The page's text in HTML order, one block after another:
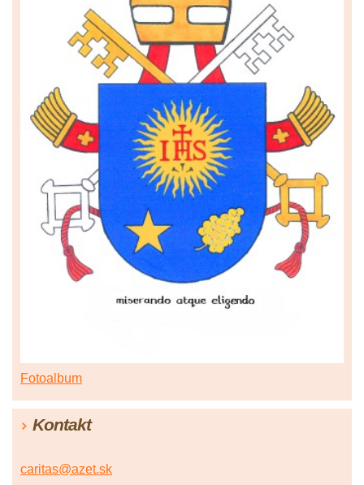
Fotoalbum
Kontakt
caritas@azet.sk